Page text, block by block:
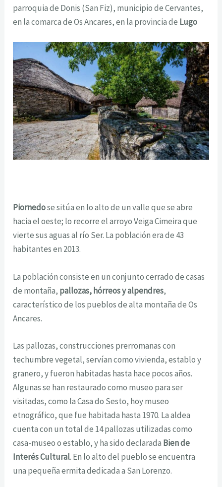
parroquia de Donis (San Fiz), municipio de Cervantes,
en la comarca de Os Ancares, en la provincia de Lugo
Piornedose sitúa en lo alto de un valle que se abre
hacia el oeste; lo recorre el arroyo Veiga Cimeira que
vierte sus aguas al río Ser. La población era de 43
habitantes en 2013.
La población consiste en un conjunto cerrado de casas
de montaña, pallozas, hórreos y alpendres,
característico de los pueblos de alta montaña de Os
Ancares.
Las pallozas, construcciones prerromanas con
techumbre vegetal, servían como vivienda, establo y
granero, y fueron habitadas hasta hace pocos años.
Algunas se han restaurado como museo para ser
visitadas, como la Casa do Sesto, hoy museo
etnográfico, que fue habitada hasta 1970. La aldea
cuenta con un total de 14 pallozas utilizadas como
casa-museo o establo, y ha sido declarada Bien de
Interés Cultural. En lo alto del pueblo se encuentra
una pequeña ermita dedicada a San Lorenzo.